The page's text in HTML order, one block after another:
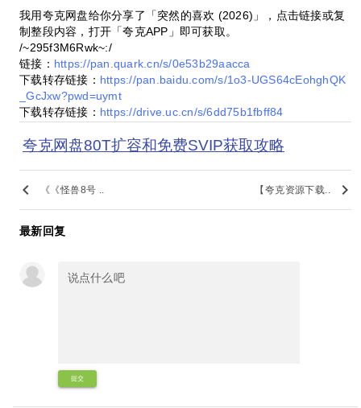
我用夸克网盘给你分享了「突然的喜欢 (2026)」，点击链接或复
制整段内容，打开「夸克APP」即可获取。
/~295f3M6Rwk~:/
链接： https://pan.quark.cn/s/0e53b29aacca
下载转存链接： https://pan.baidu.com/s/1o3-UGS64cEohghQK
_GcJxw?pwd=uymt
下载转存链接： https://drive.uc.cn/s/6dd75b1fbff84
夸克网盘80T扩容和免费SVIP获取攻略
keyboard_arrow_left 《《怪兽8号 .. 【夸克资源下载.. keyboard_arrow_right
最新回复
提交